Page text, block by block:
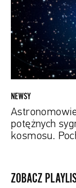
potężnych
sygnałów
radiowych
kosmosu.
Pochodzą
z
naszej
NEWSY
potężnych
kosmosu.
ZOBACZ